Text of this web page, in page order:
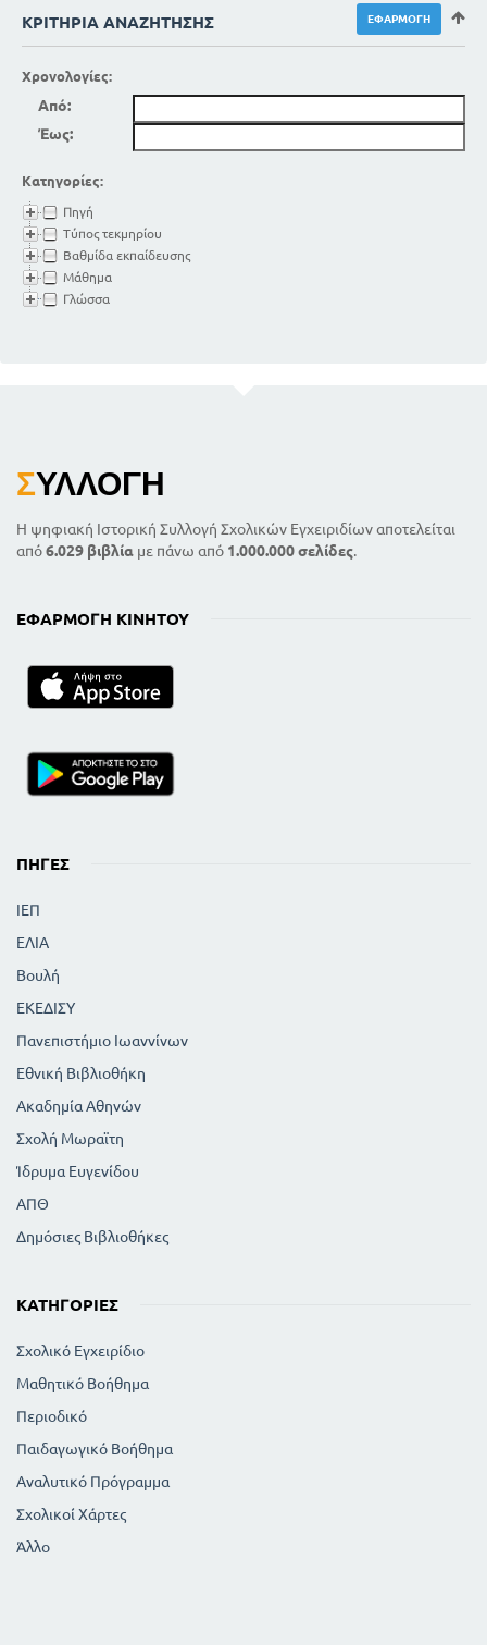
ΚΡΙΤΉΡΙΑ ΑΝΑΖΉΤΗΣΗΣ
Χρονολογίες:
Από:
Έως:
Κατηγορίες:
Πηγή
Τύπος τεκμηρίου
Βαθμίδα εκπαίδευσης
Μάθημα
Γλώσσα
ΣΥΛΛΟΓΉ
Η ψηφιακή Ιστορική Συλλογή Σχολικών Εγχειριδίων αποτελείται
από6.029 βιβλία με πάνω από 1.000.000 σελίδες.
ΕΦΑΡΜΟΓΉ ΚΙΝΗΤΟΎ
ΠΗΓΈΣ
ΙΕΠ
ΕΛΙΑ
Βουλή
ΕΚΕΔΙΣΥ
Πανεπιστήμιο Ιωαννίνων
Εθνική Βιβλιοθήκη
Ακαδημία Αθηνών
Σχολή Μωραϊτη
Ίδρυμα Ευγενίδου
ΑΠΘ
Δημόσιες Βιβλιοθήκες
ΚΑΤΗΓΟΡΊΕΣ
Σχολικό Εγχειρίδιο
Μαθητικό Βοήθημα
Περιοδικό
Παιδαγωγικό Βοήθημα
Αναλυτικό Πρόγραμμα
Σχολικοί Χάρτες
Άλλο